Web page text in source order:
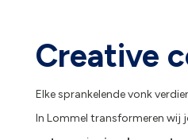
Creative
Elke sprankelende vonk
In Lommel transformeren wij